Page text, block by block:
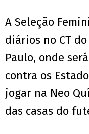
A Seleção
diários no CT
Paulo, onde
contra os
jogar na Neo
das casas do